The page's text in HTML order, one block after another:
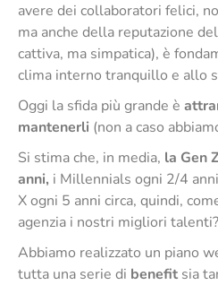
avere dei collaboratori felici,
ma anche della reputazione
cattiva, ma simpatica), è
clima interno tranquillo e allo
Oggi la sfida più grande è
mantenerli (non a caso
Si stima che, in media, la Gen
anni, i Millennials ogni 2/4
X ogni 5 anni circa, quindi,
agenzia i nostri migliori talenti?
Abbiamo realizzato un piano
tutta una serie di benefit sia